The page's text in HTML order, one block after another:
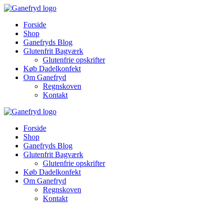
Forside
Shop
Ganefryds Blog
Glutenfrit Bagværk
Glutenfrie opskrifter
Køb Dadelkonfekt
Om Ganefryd
Regnskoven
Kontakt
Forside
Shop
Ganefryds Blog
Glutenfrit Bagværk
Glutenfrie opskrifter
Køb Dadelkonfekt
Om Ganefryd
Regnskoven
Kontakt